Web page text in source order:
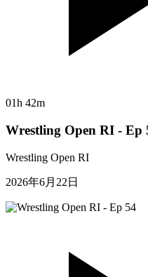
01h 42m
Wrestling Open RI - Ep
Wrestling Open RI
2026年6月22日